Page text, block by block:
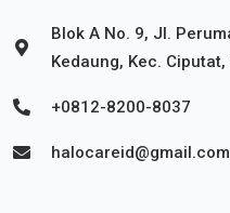
Blok A No. 9, Jl.
Kedaung, Kec.
+0812-8200-8037
halocareid@gmail.com